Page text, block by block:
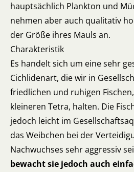
hauptsächlich Plankton und
nehmen aber auch qualitativ
der Größe ihres Mauls an.
Charakteristik
Es handelt sich um eine sehr
Cichlidenart, die wir in
friedlichen und ruhigen
kleineren Tetra, halten. Die
jedoch leicht im
das Weibchen bei der
Nachwuchses sehr aggressiv
bewacht sie jedoch auch